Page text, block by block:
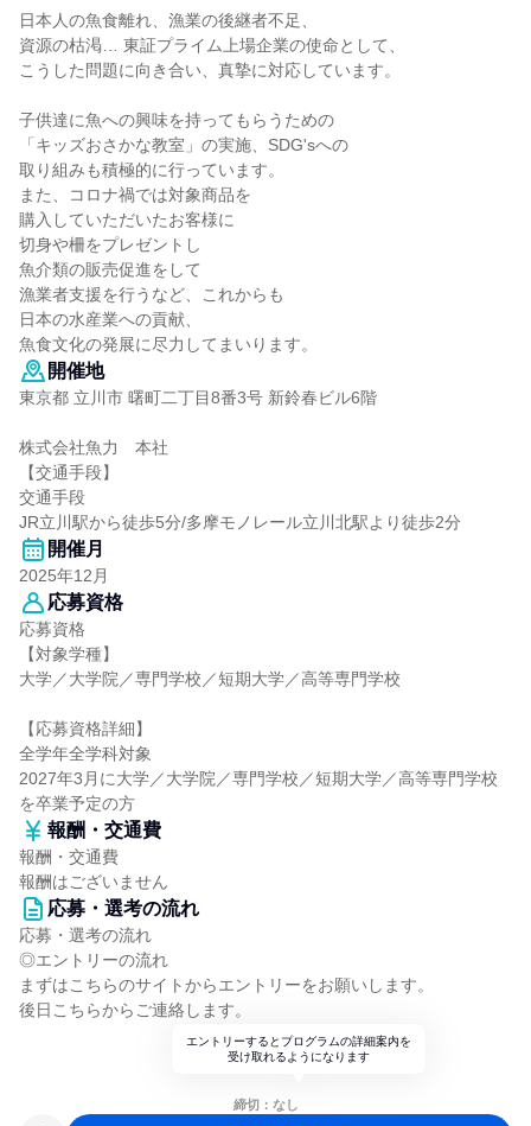
日本人の魚食離れ、漁業の後継者不足、
資源の枯渇… 東証プライム上場企業の使命として、
こうした問題に向き合い、真摯に対応しています。
子供達に魚への興味を持ってもらうための
「キッズおさかな教室」の実施、SDG'sへの
取り組みも積極的に行っています。
また、コロナ禍では対象商品を
購入していただいたお客様に
切身や柵をプレゼントし
魚介類の販売促進をして
漁業者支援を行うなど、これからも
日本の水産業への貢献、
魚食文化の発展に尽力してまいります。
開催地
東京都 立川市 曙町二丁目8番3号 新鈴春ビル6階
株式会社魚力 本社
【交通手段】
交通手段
JR立川駅から徒歩5分/多摩モノレール立川北駅より徒歩2分
開催月
2025年12月
応募資格
応募資格
【対象学種】
大学／大学院／専門学校／短期大学／高等専門学校
【応募資格詳細】
全学年全学科対象
2027年3月に大学／大学院／専門学校／短期大学／高等専門学校
を卒業予定の方
報酬・交通費
報酬・交通費
報酬はございません
応募・選考の流れ
応募・選考の流れ
◎エントリーの流れ
まずはこちらのサイトからエントリーをお願いします。
後日こちらからご連絡します。
エントリーするとプログラムの詳細案内を
受け取れるようになります
締切：なし